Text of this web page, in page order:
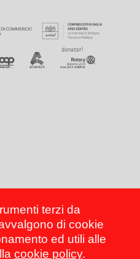
terzi da
di cookie
ed utili alle
cookie policy.